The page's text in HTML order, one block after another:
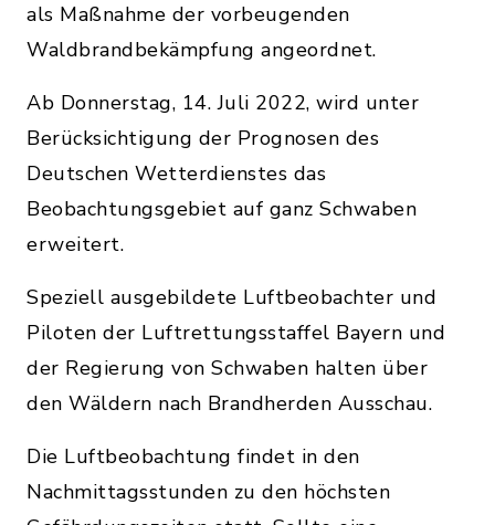
als Maßnahme der vorbeugenden
Waldbrandbekämpfung angeordnet.
Ab Donnerstag, 14. Juli 2022, wird unter
Berücksichtigung der Prognosen des
Deutschen Wetterdienstes das
Beobachtungsgebiet auf ganz Schwaben
erweitert.
Speziell ausgebildete Luftbeobachter und
Piloten der Luftrettungsstaffel Bayern und
der Regierung von Schwaben halten über
den Wäldern nach Brandherden Ausschau.
Die Luftbeobachtung findet in den
Nachmittagsstunden zu den höchsten